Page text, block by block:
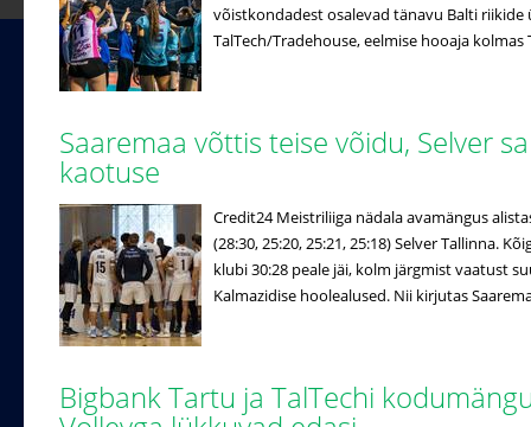
võistkondadest osalevad tänavu Balti
TalTech/Tradehouse, eelmise hooaja
Saaremaa võttis teise võidu, Selver
kaotuse
Credit24 Meistriliiga nädala avamängus
(28:30, 25:20, 25:21, 25:18) Selver Tallinna.
klubi 30:28 peale jäi, kolm järgmist vaatust
Kalmazidise hoolealused. Nii kirjutas
Bigbank Tartu ja TalTechi